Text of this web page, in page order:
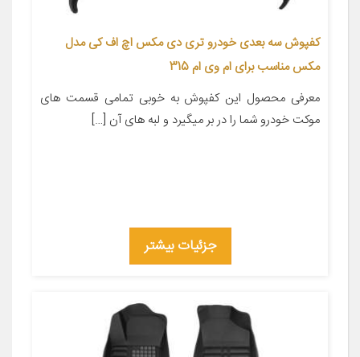
کفپوش سه بعدی خودرو تری دی مکس اچ اف کی مدل
مکس مناسب برای ام وی ام 315
معرفی محصول این کفپوش به خوبی تمامی قسمت های
موکت خودرو شما را در بر میگیرد و لبه های آن […]
جزئیات بیشتر